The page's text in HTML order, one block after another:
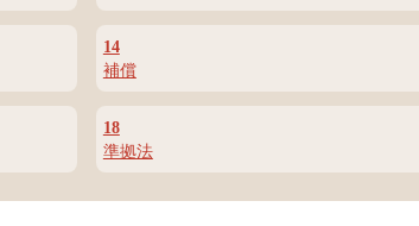
14
補償
18
準拠法